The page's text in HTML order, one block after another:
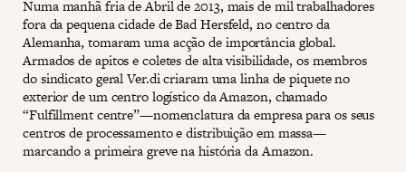
Numa manhã fria de Abril de 2013, mais de mil trabalhadores
fora da pequena cidade de Bad Hersfeld, no centro da
Alemanha, tomaram uma acção de importância global.
Armados de apitos e coletes de alta visibilidade, os membros
do sindicato geral Ver.di criaram uma linha de piquete no
exterior de um centro logístico da Amazon, chamado
“Fulfillment centre”—nomenclatura da empresa para os seus
centros de processamento e distribuição em massa—
marcando a primeira greve na história da Amazon.